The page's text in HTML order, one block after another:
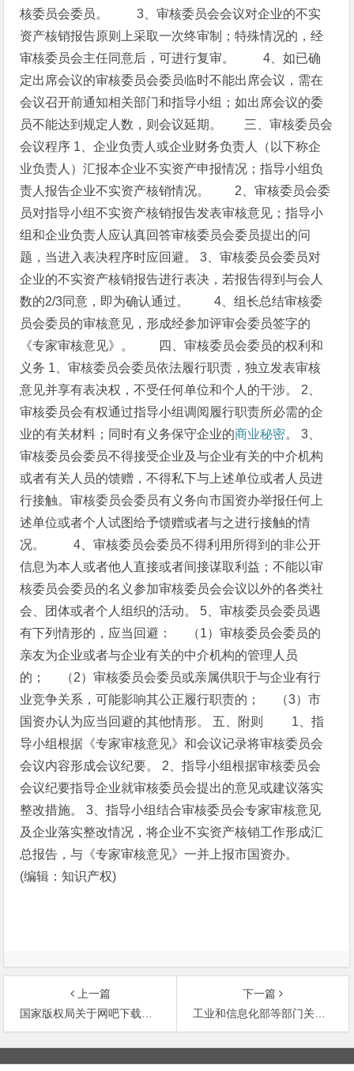
核委员会委员。
3、审核委员会会议对企业的不实
资产核销报告原则上采取一次终审制；特殊情况的，经
审核委员会主任同意后，可进行复审。
4、如已确
定出席会议的审核委员会委员临时不能出席会议，需在
会议召开前通知相关部门和指导小组；如出席会议的委
员不能达到规定人数，则会议延期。
三、审核委员会
会议程序 1、企业负责人或企业财务负责人（以下称企
业负责人）汇报本企业不实资产申报情况；指导小组负
责人报告企业不实资产核销情况。 2、审核委员会委
员对指导小组不实资产核销报告发表审核意见；指导小
组和企业负责人应认真回答审核委员会委员提出的问
题，当进入表决程序时应回避。
3、审核委员会委员对
企业的不实资产核销报告进行表决，若报告得到与会人
数的2/3同意，即为确认通过。 4、组长总结审核委
员会委员的审核意见，形成经参加评审会委员签字的
《专家审核意见》。 四、审核委员会委员的权利和
义务 1、审核委员会委员依法履行职责，独立发表审核
意见并享有表决权，不受任何单位和个人的干涉。
2、
审核委员会有权通过指导小组调阅履行职责所必需的企
业的有关材料；同时有义务保守企业的商业秘密。
3、
审核委员会委员不得接受企业及与企业有关的中介机构
或者有关人员的馈赠，不得私下与上述单位或者人员进
行接触。审核委员会委员有义务向市国资办举报任何上
述单位或者个人试图给予馈赠或者与之进行接触的情
况。
4、审核委员会委员不得利用所得到的非公开
信息为本人或者他人直接或者间接谋取利益；不能以审
核委员会委员的名义参加审核委员会会议以外的各类社
会、团体或者个人组织的活动。
5、审核委员会委员遇
有下列情形的，应当回避： （1）审核委员会委员的
亲友为企业或者与企业有关的中介机构的管理人员
的； （2）审核委员会委员或亲属供职于与企业有行
业竞争关系，可能影响其公正履行职责的； （3）市
国资办认为应当回避的其他情形。
五、附则
1、指
导小组根据《专家审核意见》和会议记录将审核委员会
会议内容形成会议纪要。
2、指导小组根据审核委员会
会议纪要指导企业就审核委员会提出的意见或建议落实
整改措施。
3、指导小组结合审核委员会专家审核意见
及企业落实整改情况，将企业不实资产核销工作形成汇
总报告，与《专家审核意见》一并上报市国资办。
(编辑：知识产权)
上一篇
国家版权局关于网吧下载提供“外挂”是否承担
下一篇
工业和信息化部等部门关于印发《重大技术装备
文